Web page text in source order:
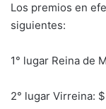
Los premios en
siguientes:
1° lugar Reina de
2° lugar Virreina: